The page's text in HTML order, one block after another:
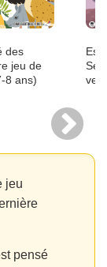
des
jeu de
8 ans)
jeu
pensé